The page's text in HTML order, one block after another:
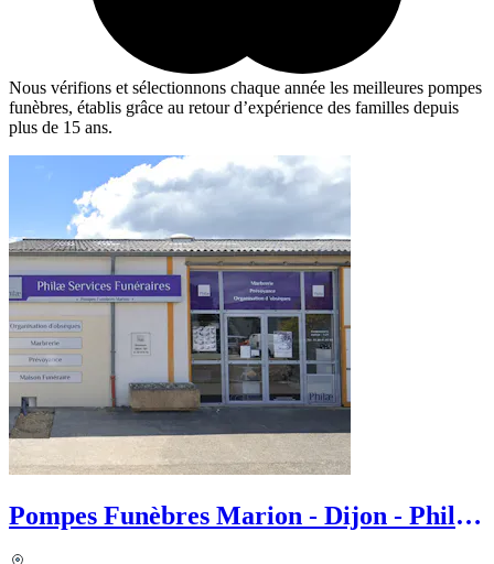
Nous vérifions et sélectionnons chaque année les meilleures pompes
funèbres, établis grâce au retour d’expérience des familles depuis
plus de 15 ans.
Pompes Funèbres Marion - Dijon - Philae